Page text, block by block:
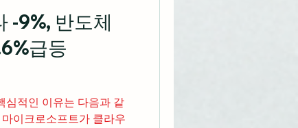
-9%, 반도체
급등
심적인 이유는 다음과 같